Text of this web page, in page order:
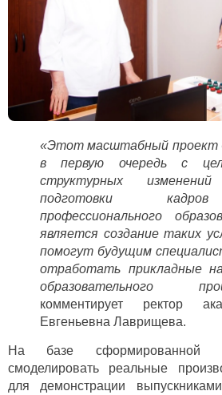
«Этот масштабный проект
в первую очередь с
структурных
подготовки
профессионального
является создание таких
помогут будущим
отработать прикладные
образовательного
комментирует ректор
Евгеньевна Лаврищева.
На базе сформированной
смоделировать реальные
для демонстрации